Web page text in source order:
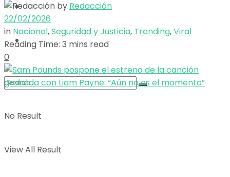
View All Result
Opinión
Deportes
No Result
View All Result
by Redacción
22/02/2026
in Nacional,Seguridad y Justicia, Trending,Viral
Reading Time: 3 mins read
0